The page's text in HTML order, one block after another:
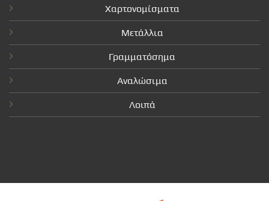
Χαρτονομίσματα
Μετάλλια
Γραμματόσημα
Αναλώσιμα
Λοιπά